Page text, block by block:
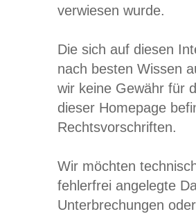
verwiesen wurde.
Die sich auf diesen
nach besten Wissen
wir keine Gewähr für
dieser Homepage
Rechtsvorschriften.
Wir möchten
fehlerfrei angelegte
Unterbrechungen